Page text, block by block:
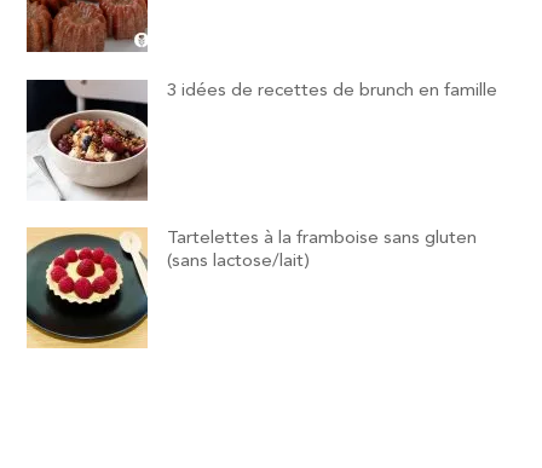
3 idées de recettes de brunch en famille
Tartelettes à la framboise sans gluten
(sans lactose/lait)